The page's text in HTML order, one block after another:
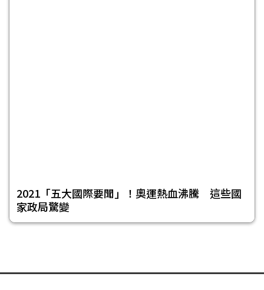
2021「五大國際要聞」！奧運熱血沸騰 這些國
家政局驚變